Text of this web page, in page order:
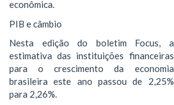
econômica.
PIB e câmbio
Nesta edição do boletim Focus, a
estimativa das instituições financeiras
para o crescimento da economia
brasileira este ano passou de 2,25%
para 2,26%.